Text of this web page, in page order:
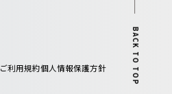
ご利用規約個人情報保護方針 BACK TO TOP